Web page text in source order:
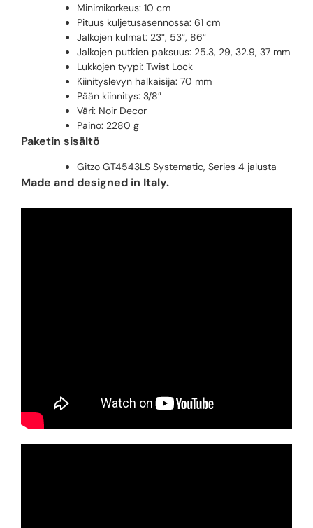
Minimikorkeus: 10 cm
Pituus kuljetusasennossa: 61 cm
Jalkojen kulmat: 23°, 53°, 86°
Jalkojen putkien paksuus: 25.3, 29, 32.9, 37 mm
Lukkojen tyypi: Twist Lock
Kiinityslevyn halkaisija: 70 mm
Pään kiinnitys: 3/8″
Väri: Noir Decor
Paino: 2280 g
Paketin sisältö
Gitzo GT4543LS Systematic, Series 4 jalusta
Made and designed in Italy.